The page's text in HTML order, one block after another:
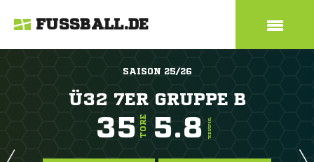
FUSSBALL.DE
SAISON 25/26
Ü32 7ER GRUPPE B
35 TORE 5.8 TORE/SPIEL